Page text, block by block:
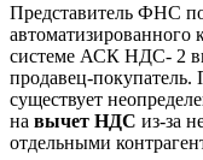
Представитель ФНС
автоматизированного
системе АСК НДС- 2
продавец-
существует
на вычет НДС из-за
отдельными